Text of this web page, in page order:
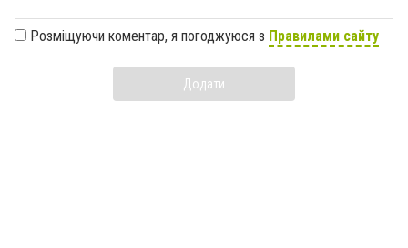
Розміщуючи коментар, я погоджуюся з Правилами сайту
Додати